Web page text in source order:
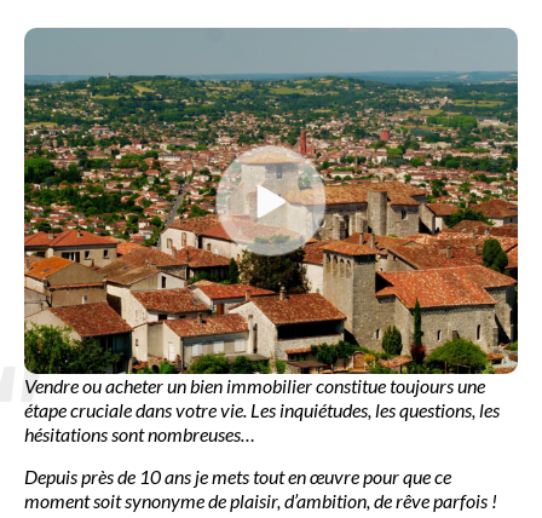
Vendre ou acheter un bien immobilier constitue toujours une
étape cruciale dans votre vie. Les inquiétudes, les questions, les
hésitations sont nombreuses…
Depuis près de 10 ans je mets tout en œuvre pour que ce
moment soit synonyme de plaisir, d’ambition, de rêve parfois !